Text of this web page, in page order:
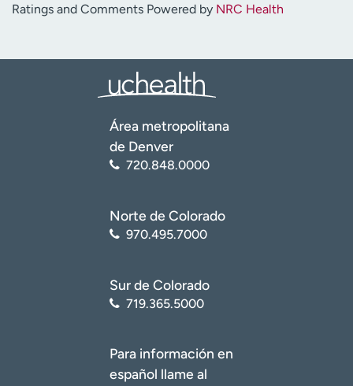
Ratings and Comments Powered by NRC Health
Área metropolitana
de Denver
720.848.0000
Norte de Colorado
970.495.7000
Sur de Colorado
719.365.5000
Para información en
español llame al